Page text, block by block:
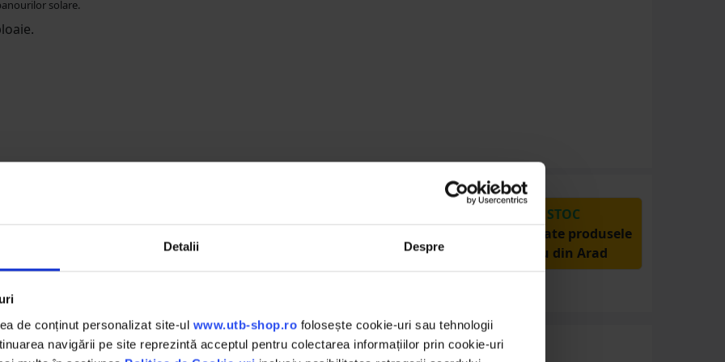
Detalii Despre
de conținut personalizat site-ul www.utb-shop.ro folosește cookie-uri sau tehnologii
navigării pe site reprezintă acceptul pentru colectarea informațiilor prin cookie-uri
solare.
împreună cu șoferul înainte de a
face plata
PRODUSE DIN STOC
Livrăm rapid, avem toate produsele
în depozitul nostru din Arad